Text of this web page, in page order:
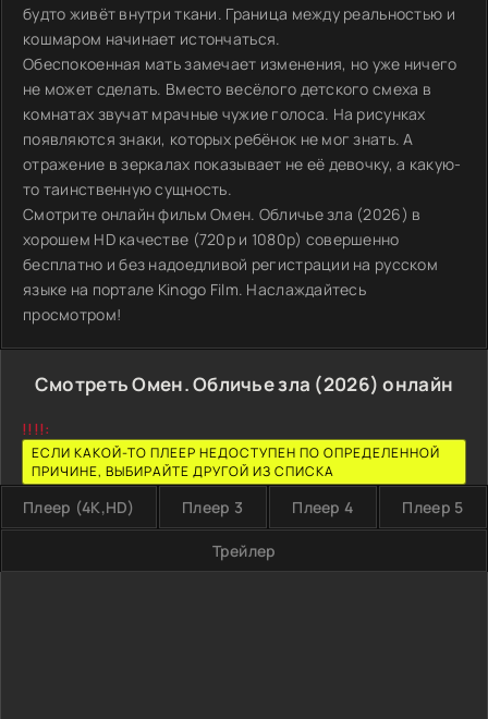
будто живёт внутри ткани. Граница между реальностью и
кошмаром начинает истончаться.
Обеспокоенная мать замечает изменения, но уже ничего
не может сделать. Вместо весёлого детского смеха в
комнатах звучат мрачные чужие голоса. На рисунках
появляются знаки, которых ребёнок не мог знать. А
отражение в зеркалах показывает не её девочку, а какую-
то таинственную сущность.
Смотрите онлайн фильм Омен. Обличье зла (2026) в
хорошем HD качестве (720p и 1080p) совершенно
бесплатно и без надоедливой регистрации на русском
языке на портале Kinogo Film. Наслаждайтесь
просмотром!
Смотреть Омен. Обличье зла (2026) онлайн
!!!!:
ЕСЛИ КАКОЙ-ТО ПЛЕЕР НЕДОСТУПЕН ПО ОПРЕДЕЛЕННОЙ
ПРИЧИНЕ, ВЫБИРАЙТЕ ДРУГОЙ ИЗ СПИСКА
Плеер (4K,HD) Плеер 3 Плеер 4 Плеер 5
Трейлер